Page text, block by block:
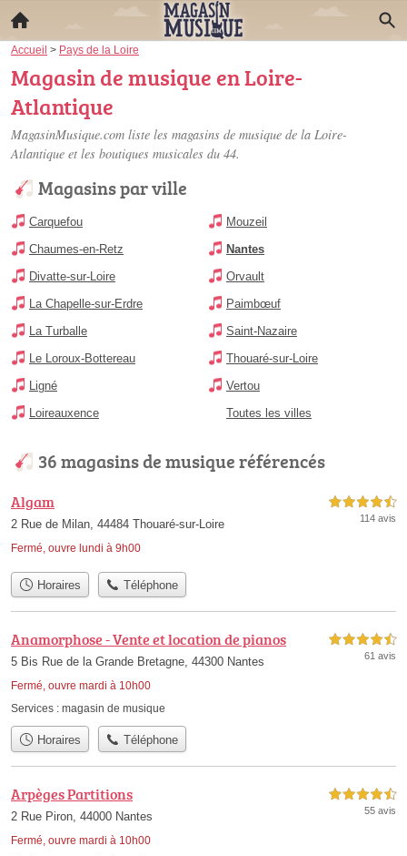
Accueil > Pays de la Loire
Magasin de musique en Loire-
Atlantique
MagasinMusique.com liste les magasins de musique de la Loire-
Atlantique et les boutiques musicales du 44.
Magasins par ville
Carquefou
Chaumes-en-Retz
Divatte-sur-Loire
La Chapelle-sur-Erdre
La Turballe
Le Loroux-Bottereau
Ligné
Loireauxence
Mouzeil
Nantes
Orvault
Paimbœuf
Saint-Nazaire
Thouaré-sur-Loire
Vertou
Toutes les villes
36 magasins de musique référencés
Algam
2 Rue de Milan, 44484 Thouaré-sur-Loire
Fermé, ouvre lundi à 9h00
4,5 étoiles sur 5
114 avis
Horaires Téléphone
Anamorphose - Vente et location de pianos
5 Bis Rue de la Grande Bretagne, 44300 Nantes
Fermé, ouvre mardi à 10h00
4,5 étoiles sur 5
61 avis
Services : magasin de musique
Horaires Téléphone
Arpèges Partitions
2 Rue Piron, 44000 Nantes
Fermé, ouvre mardi à 10h00
4,5 étoiles sur 5
55 avis